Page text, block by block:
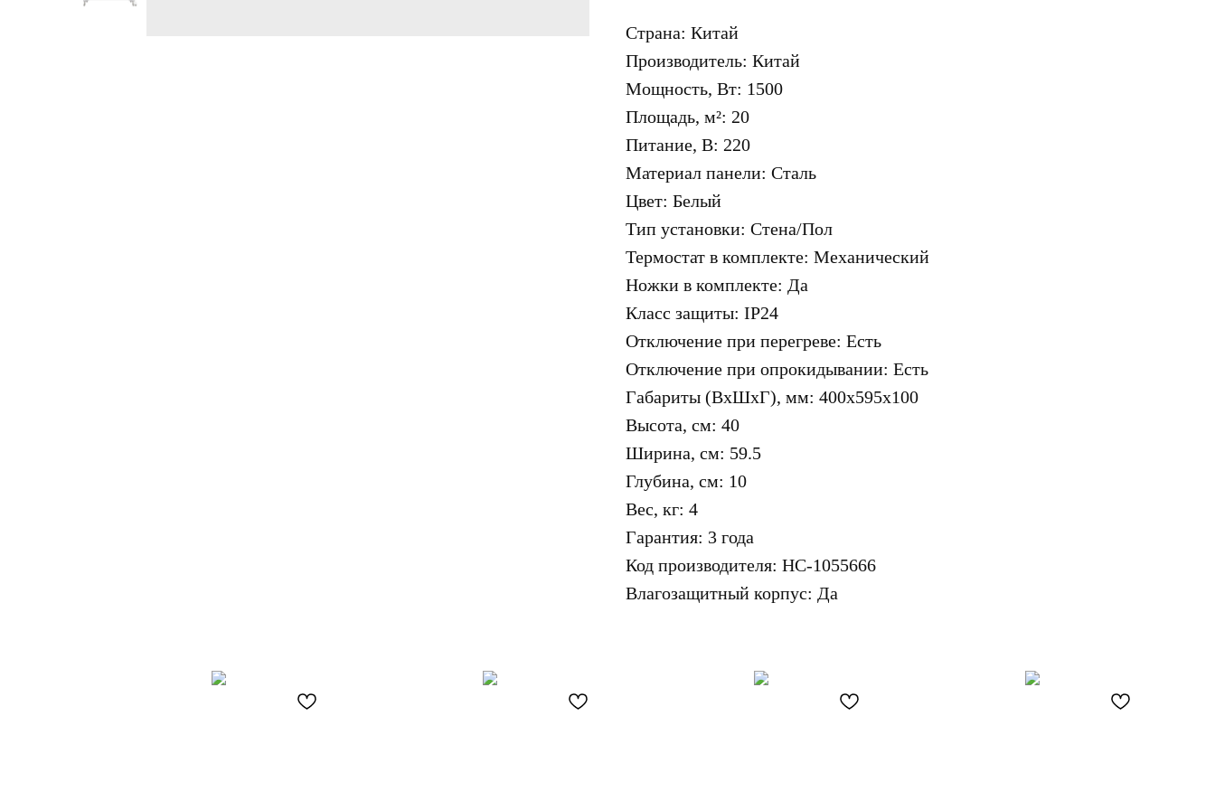
Страна: Китай
Производитель: Китай
Mощность, Вт: 1500
Площадь, м²: 20
Питание, В: 220
Материал панели: Сталь
Цвет: Белый
Тип установки: Стена/Пол
Термостат в комплекте: Механический
Ножки в комплекте: Да
Класс защиты: IP24
Отключение при перегреве: Есть
Отключение при опрокидывании: Есть
Габариты (ВхШхГ), мм: 400х595х100
Высота, см: 40
Ширина, см: 59.5
Глубина, см: 10
Вес, кг: 4
Гарантия: 3 года
Код производителя: НС-1055666
Влагозащитный корпус: Да